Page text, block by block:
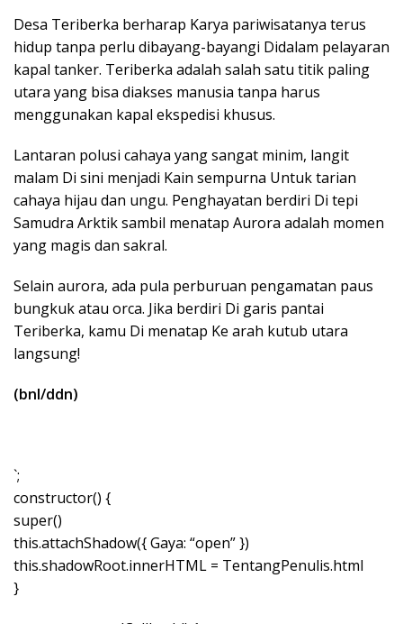
Desa Teriberka berharap Karya pariwisatanya terus
hidup tanpa perlu dibayang-bayangi Didalam pelayaran
kapal tanker. Teriberka adalah salah satu titik paling
utara yang bisa diakses manusia tanpa harus
menggunakan kapal ekspedisi khusus.
Lantaran polusi cahaya yang sangat minim, langit
malam Di sini menjadi Kain sempurna Untuk tarian
cahaya hijau dan ungu. Penghayatan berdiri Di tepi
Samudra Arktik sambil menatap Aurora adalah momen
yang magis dan sakral.
Selain aurora, ada pula perburuan pengamatan paus
bungkuk atau orca. Jika berdiri Di garis pantai
Teriberka, kamu Di menatap Ke arah kutub utara
langsung!
(bnl/ddn)
`;
constructor() {
super()
this.attachShadow({ Gaya: “open” })
this.shadowRoot.innerHTML = TentangPenulis.html
}